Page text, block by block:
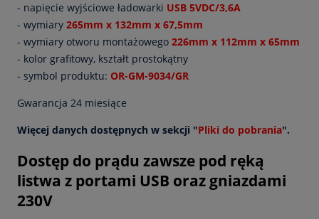
- napięcie wyjściowe ładowarki USB 5VDC/3,6A
- wymiary 265mm x 132mm x 67,5mm
- wymiary otworu montażowego 226mm x 112mm x 65mm
- kolor grafitowy, kształt prostokątny
- symbol produktu: OR-GM-9034/GR
Gwarancja 24 miesiące
Więcej danych dostępnych w sekcji "Pliki do pobrania".
Dostęp do prądu zawsze pod ręką
listwa z portami USB oraz gniazdami
230V